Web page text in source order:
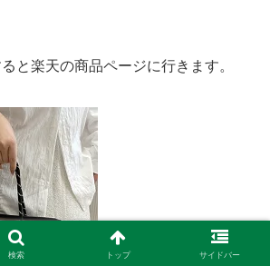
と楽天の商品ページに行きます。
検索 トップ サイドバー